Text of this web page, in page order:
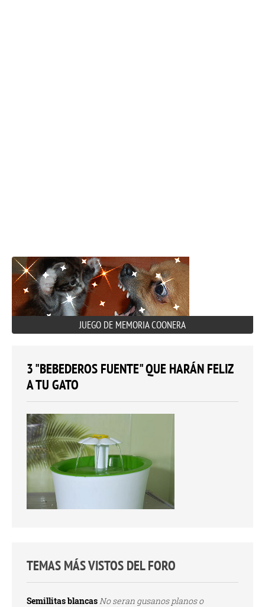
JUEGO DE MEMORIA COONERA
3 "BEBEDEROS FUENTE" QUE HARÁN FELIZ
A TU GATO
TEMAS MÁS VISTOS DEL FORO
Semillitas blancasNo seran gusanos planos o